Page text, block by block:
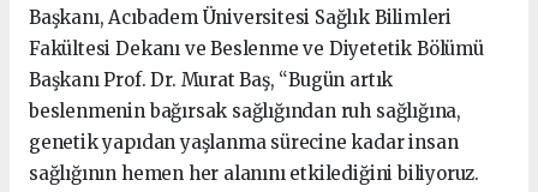
Başkanı, Acıbadem Üniversitesi Sağlık Bilimleri
Fakültesi Dekanı ve Beslenme ve Diyetetik Bölümü
Başkanı Prof. Dr. Murat Baş, “Bugün artık
beslenmenin bağırsak sağlığından ruh sağlığına,
genetik yapıdan yaşlanma sürecine kadar insan
sağlığının hemen her alanını etkilediğini biliyoruz.